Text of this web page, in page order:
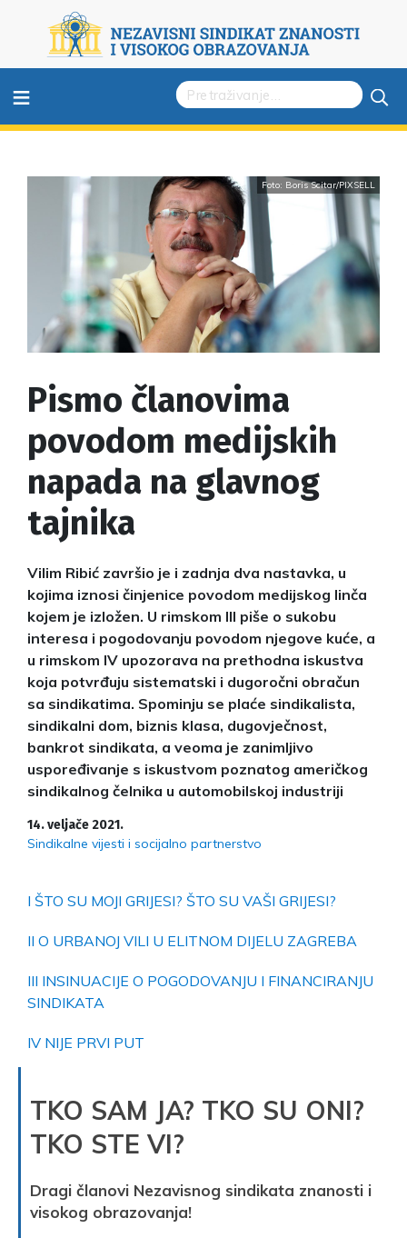
≡
Foto: Boris Scitar/PIXSELL
Pismo članovima
povodom medijskih
napada na glavnog
tajnika
Vilim Ribić završio je i zadnja dva nastavka, u
kojima iznosi činjenice povodom medijskog linča
kojem je izložen. U rimskom III piše o sukobu
interesa i pogodovanju povodom njegove kuće, a
u rimskom IV upozorava na prethodna iskustva
koja potvrđuju sistematski i dugoročni obračun
sa sindikatima. Spominju se plaće sindikalista,
sindikalni dom, biznis klasa, dugovječnost,
bankrot sindikata, a veoma je zanimljivo
uspoređivanje s iskustvom poznatog američkog
sindikalnog čelnika u automobilskoj industriji
14. veljače 2021.
Sindikalne vijesti i socijalno partnerstvo
I ŠTO SU MOJI GRIJESI? ŠTO SU VAŠI GRIJESI?
II O URBANOJ VILI U ELITNOM DIJELU ZAGREBA
III INSINUACIJE O POGODOVANJU I FINANCIRANJU
SINDIKATA
IV NIJE PRVI PUT
TKO SAM JA? TKO SU ONI?
TKO STE VI?
Dragi članovi Nezavisnog sindikata znanosti i
visokog obrazovanja!